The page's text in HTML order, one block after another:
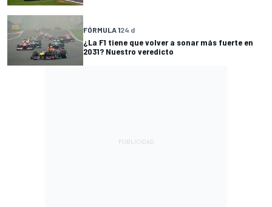
FÓRMULA 124 d
¿La F1 tiene que volver a sonar más fuerte en
2031? Nuestro veredicto